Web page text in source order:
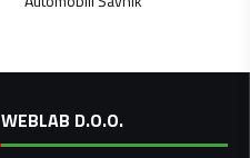
WEBLAB D.O.O.